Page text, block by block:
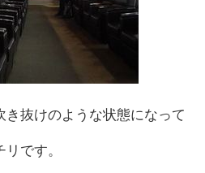
き抜けのような状態になって
です。